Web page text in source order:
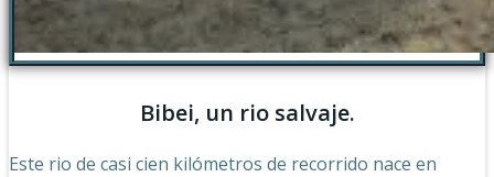
Bibei, un rio salvaje.
Este rio de casi cien kilómetros de recorrido nace en